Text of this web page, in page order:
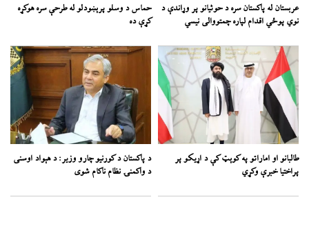
عربستان له پاکستان سره د حوثیانو پر وړاندې د
نوي پوځي اقدام لپاره چمتووالی نیسي
حماس د وسلو پرېښودلو له طرحې سره هوکړه
کړې ده
طالبانو او اماراتو په کوېټ کې د اړیکو پر
پراختیا خبرې وکړي
د پاکستان د کورنیو چارو وزیر: د هېواد اوسنی
د واکمنۍ نظام ناکام شوی